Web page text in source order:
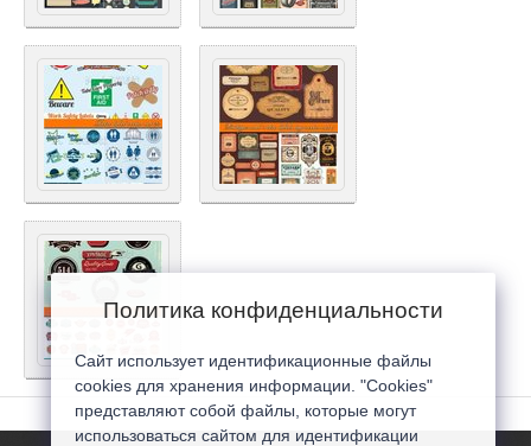
Политика конфиденциальности
Сайт использует идентификационные файлы
cookies для хранения информации. "Cookies"
представляют собой файлы, которые могут
использоваться сайтом для идентификации